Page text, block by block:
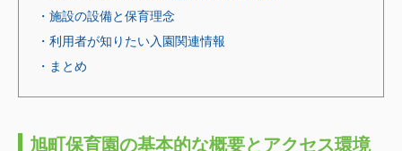
・施設の設備と保育理念
・利用者が知りたい入園関連情報
・まとめ
旭町保育園の基本的な概要とアクセス環境